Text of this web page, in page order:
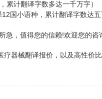
累计翻译字数多达一千万字）
12 国小语种，累计翻译字数达五
急 ， 值得您的信赖!欢迎您的咨
疗器械翻译报价，以及高性价